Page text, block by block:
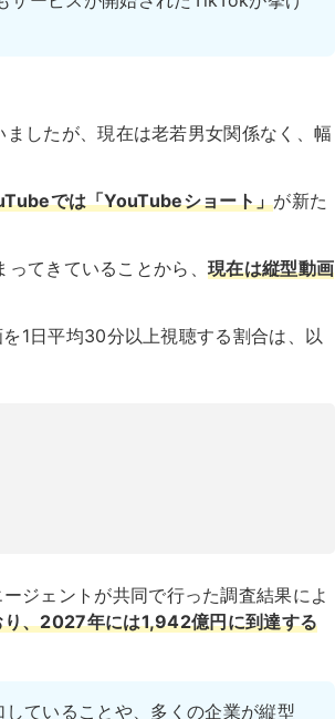
したが、現在は老若男女関係なく、幅
では「YouTubeショート」が新た
てきていることから、現在は縦型動画
1日平均30分以上視聴する割合は、以
ジェントが共同で行った調査結果によ
、2027年には1,942億円に到達する
ていることや、多くの企業が縦型